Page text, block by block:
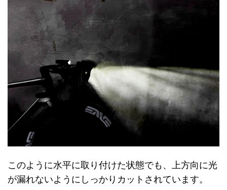
このように水平に取り付けた状態でも、上方向に光
が漏れないようにしっかりカットされています。